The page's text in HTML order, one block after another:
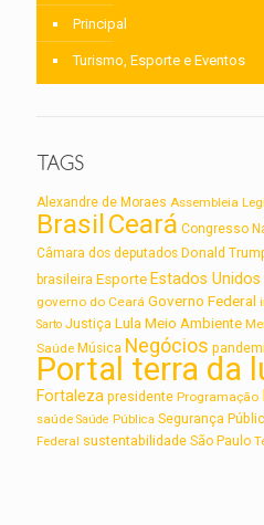
Principal
Turismo, Esporte e Eventos
TAGS
Alexandre de Moraes Assembleia
BrasilCeará Congresso
Câmara dos deputados Donald
brasileira Esporte Estados Unidos
governo do Ceará Governo Federal
Sarto Justiça Lula Meio Ambiente
Saúde Música Negócios
Portal terra da
Fortaleza presidente Programação
saúde Saúde Pública Segurança
Federal sustentabilidade São Paulo